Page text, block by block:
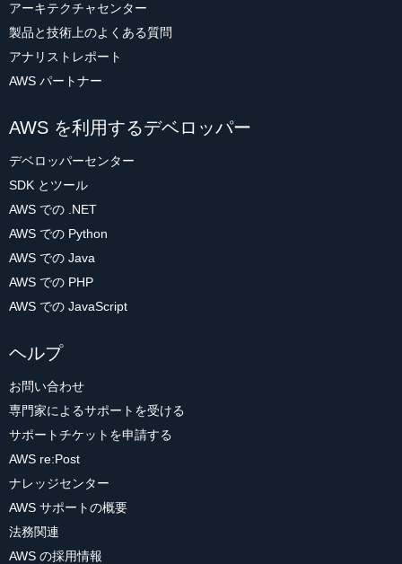
アーキテクチャセンター
製品と技術上のよくある質問
アナリストレポート
AWS パートナー
AWS を利用するデベロッパー
デベロッパーセンター
SDK とツール
AWS での .NET
AWS での Python
AWS での Java
AWS での PHP
AWS での JavaScript
ヘルプ
お問い合わせ
専門家によるサポートを受ける
サポートチケットを申請する
AWS re:Post
ナレッジセンター
AWS サポートの概要
法務関連
AWS の採用情報